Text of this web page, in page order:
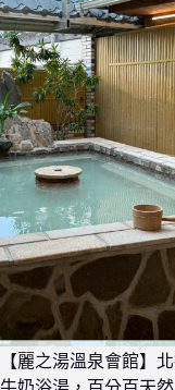
【麗之湯溫泉會館】